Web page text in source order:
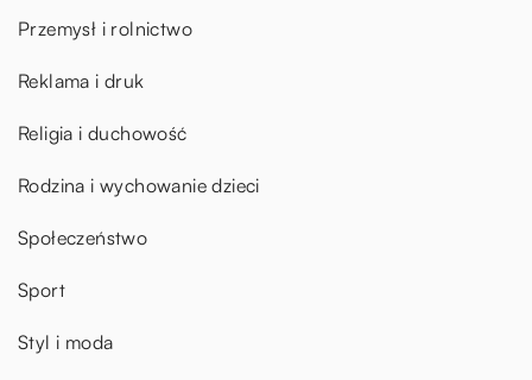
Przemysł i rolnictwo
Reklama i druk
Religia i duchowość
Rodzina i wychowanie dzieci
Społeczeństwo
Sport
Styl i moda